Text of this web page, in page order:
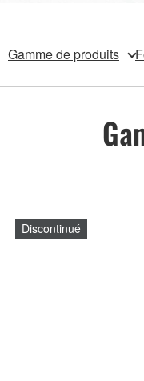
Gamme de produits
Discontinué